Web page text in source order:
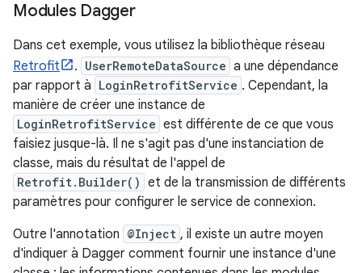
Modules Dagger
Dans cet exemple, vous utilisez la bibliothèque réseau
Retrofit
. UserRemoteDataSource a une dépendance
par rapport à LoginRetrofitService . Cependant, la
manière de créer une instance de
LoginRetrofitService est différente de ce que vous
faisiez jusque-là. Il ne s'agit pas d'une instanciation de
classe, mais du résultat de l'appel de
Retrofit.Builder() et de la transmission de différents
paramètres pour configurer le service de connexion.
Outre l'annotation @Inject , il existe un autre moyen
d'indiquer à Dagger comment fournir une instance d'une